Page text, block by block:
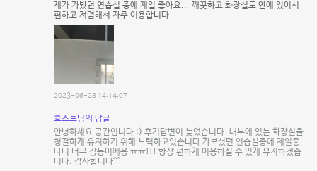
제가 가봤던 연습실 중에 제일 좋아요... 깨끗하고 화장실도 안에 있어서
편하고 저렴해서 자주 이용합니다
2023-06-28 14:14:07
호스트님의 답글
안녕하세요 공간입니다 :) 후기답변이 늦었습니다. 내부에 있는 화장실을
청결하게 유지하기 위해 노력하고있습니다 가보셨던 연습실중에 제일좋
다니 너무 감동이에용 ㅠㅠ!!! 항상 편하게 이용하실 수 있게 유지하겠습
니다. 감사합니다^^